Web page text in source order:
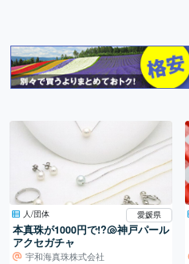
人/団体 愛媛県
本真珠が1000円で!?🐚神戸パール
アクセガチャ
宇和海真珠株式会社